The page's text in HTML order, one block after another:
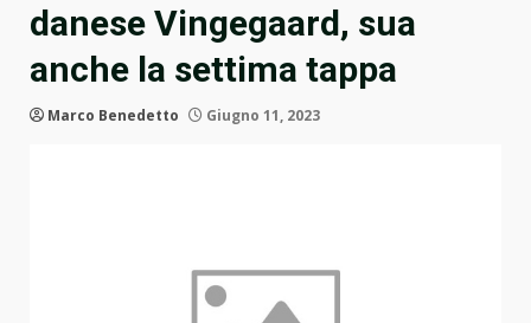
danese Vingegaard, sua
anche la settima tappa
Marco Benedetto Giugno 11, 2023